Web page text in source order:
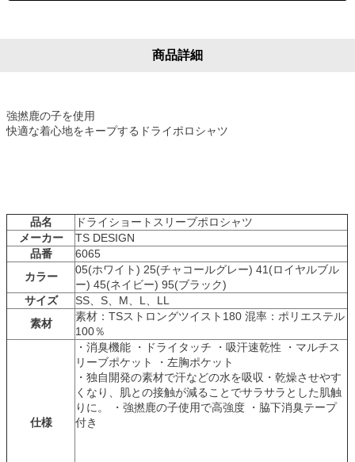
商品詳細
強撚鹿の子を使用
快適な着心地をキープするドライポロシャツ
品名
ドライショートスリーブポロシャツ
メーカー
TS DESIGN
品番
6065
カラー
05(ホワイト) 25(チャコールグレー) 41(ロイヤルブル
ー) 45(ネイビー) 95(ブラック)
サイズ
SS、S、M、L、LL
素材
素材：TSストロングツイスト180 混率：ポリエステル
100％
仕様
・消臭機能 ・ドライタッチ ・吸汗速乾性 ・マルチス
リーブポケット ・左胸ポケット
・独自開発の素材で汗などの水を吸収・乾燥させやす
くなり、肌との接触が減ることでサラサラとした肌触
りに。 ・強撚鹿の子使用で高強度 ・脇下消臭テープ
付き